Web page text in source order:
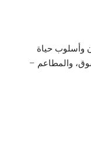
وأسلوب حياة
والمطاعم –